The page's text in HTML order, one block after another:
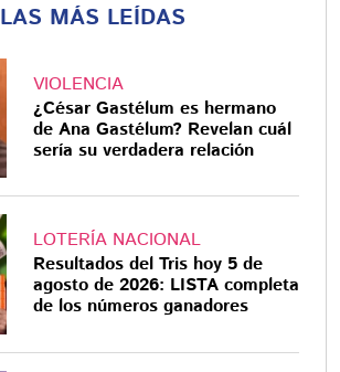
LAS MÁS LEÍDAS
VIOLENCIA
¿César Gastélum es hermano
de Ana Gastélum? Revelan cuál
sería su verdadera relación
LOTERÍA NACIONAL
Resultados del Tris hoy 5 de
agosto de 2026: LISTA completa
de los números ganadores